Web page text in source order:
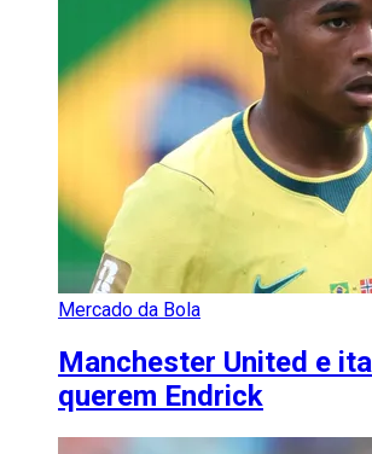
Mercado da Bola
Manchester United e
querem Endrick